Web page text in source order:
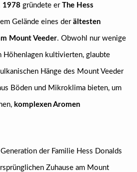
1978 gründete er The Hess
Gelände eines der ältesten
Mount Veeder. Obwohl nur wenige
Höhenlagen kultivierten, glaubte
Hänge des Mount Veeder
Böden und Mikroklima bieten, um
komplexen Aromen
der Familie Hess Donalds
Zuhause am Mount